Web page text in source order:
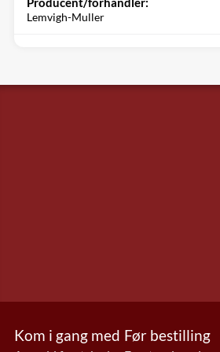
Lemvigh-Muller
Kom i gang med Før bestilling